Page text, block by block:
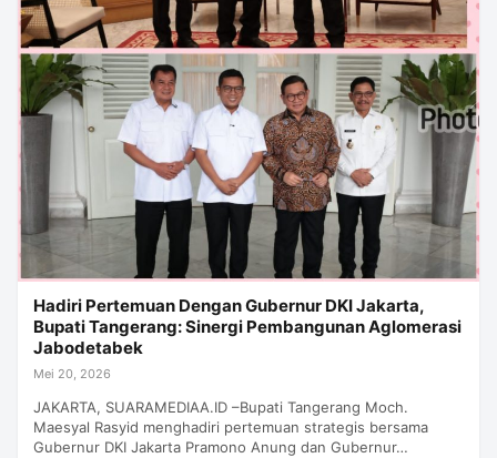
Hadiri Pertemuan Dengan Gubernur DKI Jakarta,
Bupati Tangerang: Sinergi Pembangunan Aglomerasi
Jabodetabek
Mei 20, 2026
JAKARTA, SUARAMEDIAA.ID –Bupati Tangerang Moch.
Maesyal Rasyid menghadiri pertemuan strategis bersama
Gubernur DKI Jakarta Pramono Anung dan Gubernur…